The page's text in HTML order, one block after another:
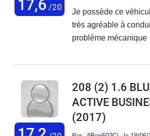
17,6 /20
Je possède ce
très agréable à
problème mécanique
qui m'a quand même
mais je déconseille
empruntent
manque vraiment une
208 (2) 1.6
ACTIVE
(2017)